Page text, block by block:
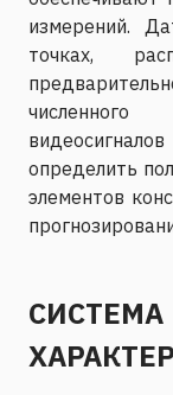
измерений.
точках,
определить
элементов